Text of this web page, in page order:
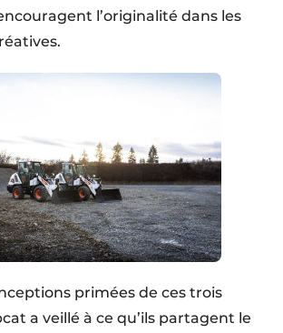
l’originalité dans les
primées de ces trois
a veillé à ce qu’ils partagent le